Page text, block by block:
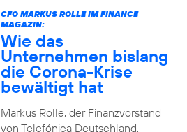
CFO MARKUS ROLLE IM FINANCE
MAGAZIN:
Wie das
Unternehmen bislang
die Corona-Krise
bewältigt hat
Markus Rolle, der Finanzvorstand
von Telefónica Deutschland,